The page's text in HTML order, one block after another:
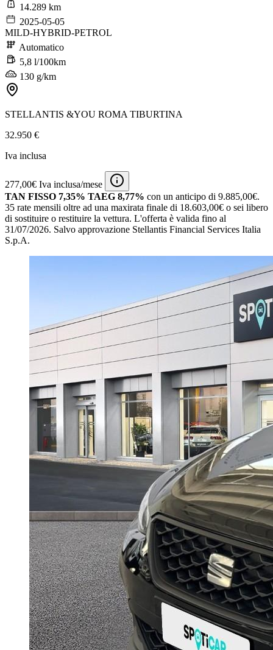
14.289 km
2025-05-05
MILD-HYBRID-PETROL
Automatico
5,8 l/100km
130 g/km
STELLANTIS &YOU ROMA TIBURTINA
32.950 €
Iva inclusa
277,00€ Iva inclusa/mese
TAN FISSO 7,35% TAEG 8,77% con un anticipo di 9.885,00€.
35 rate mensili oltre ad una maxirata finale di 18.603,00€ o sei libero
di sostituire o restituire la vettura. L'offerta è valida fino al
31/07/2026. Salvo approvazione Stellantis Financial Services Italia
S.p.A.